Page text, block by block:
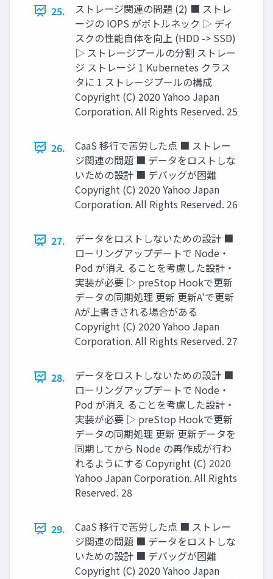
25.
ストレージ関連の問題 (2) ■ ストレ
ージの IOPS がボトルネック ▷ ディ
スクの性能自体を向上 (HDD -> SSD)
▷ ストレージプールの分割 ストレー
ジ ストレージ 1 Kubernetes クラス
タに 1 ストレージプールの構成
Copyright (C) 2020 Yahoo Japan
Corporation. All Rights Reserved. 25
26.
CaaS 移行で苦労した点 ■ ストレー
ジ関連の問題 ■ データをロストしな
いための設計 ■ デバッグが困難
Copyright (C) 2020 Yahoo Japan
Corporation. All Rights Reserved. 26
27.
データをロストしないための設計 ■
ローリングアップデートで Node・
Pod が消え ることを考慮した設計・
実装が必要 ▷ preStop Hookで更新
データの同期処理 更新 更新A'で更新
Aが上書きされる場合がある
Copyright (C) 2020 Yahoo Japan
Corporation. All Rights Reserved. 27
28.
データをロストしないための設計 ■
ローリングアップデートで Node・
Pod が消え ることを考慮した設計・
実装が必要 ▷ preStop Hookで更新
データの同期処理 更新 更新データを
同期してから Node の再作成が行わ
れるようにする Copyright (C) 2020
Yahoo Japan Corporation. All Rights
Reserved. 28
29.
CaaS 移行で苦労した点 ■ ストレー
ジ関連の問題 ■ データをロストしな
いための設計 ■ デバッグが困難
Copyright (C) 2020 Yahoo Japan